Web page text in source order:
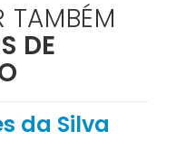
TAMBÉM
DE
da Silva